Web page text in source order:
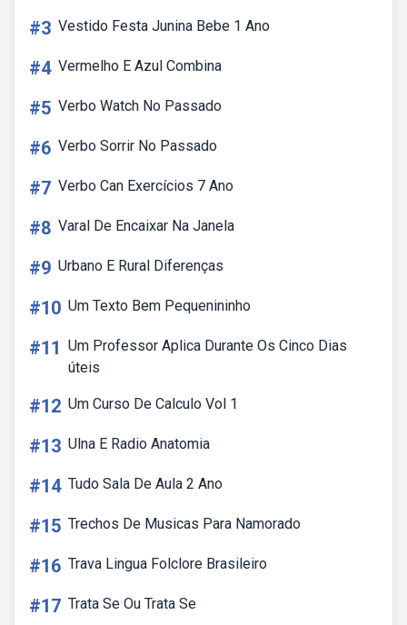
#3 Vestido Festa Junina Bebe 1 Ano
#4 Vermelho E Azul Combina
#5 Verbo Watch No Passado
#6 Verbo Sorrir No Passado
#7 Verbo Can Exercícios 7 Ano
#8 Varal De Encaixar Na Janela
#9 Urbano E Rural Diferenças
#10 Um Texto Bem Pequenininho
#11 Um Professor Aplica Durante Os Cinco Dias
úteis
#12 Um Curso De Calculo Vol 1
#13 Ulna E Radio Anatomia
#14 Tudo Sala De Aula 2 Ano
#15 Trechos De Musicas Para Namorado
#16 Trava Lingua Folclore Brasileiro
#17 Trata Se Ou Trata Se